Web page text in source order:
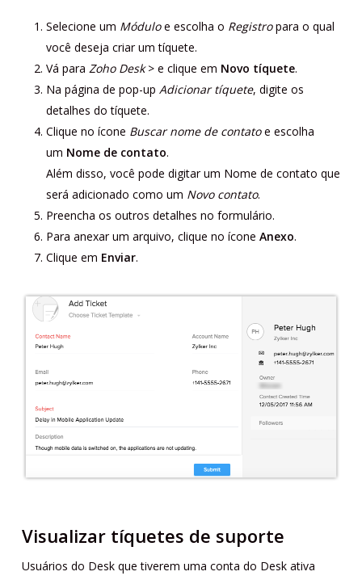
Selecione um Móduloe escolha o Registropara o qual
você deseja criar um tíquete.
Vá para Zoho Desk> e clique em Novo tíquete.
Na página de pop-up Adicionar tíquete, digite os
detalhes do tíquete.
Clique no ícone Buscar nome de contatoe escolha
um Nome de contato.
Além disso, você pode digitar um Nome de contato que
será adicionado como um Novo contato.
Preencha os outros detalhes no formulário.
Para anexar um arquivo, clique no ícone Anexo.
Clique em Enviar.
Visualizar tíquetes de suporte
Usuários do Desk que tiverem uma conta do Desk ativa